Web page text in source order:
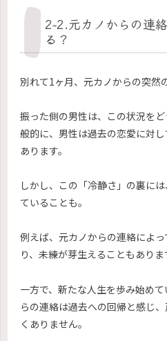
2-2.元カノからの連
る？
別れて1ヶ月、元カノからの突然
振った側の男性は、この状況を
般的に、男性は過去の恋愛に対
あります。
しかし、この「冷静さ」の裏に
ていることも。
例えば、元カノからの連絡によ
り、未練が芽生えることもありま
一方で、新たな人生を歩み始め
らの連絡は過去への回帰と感じ
くありません。